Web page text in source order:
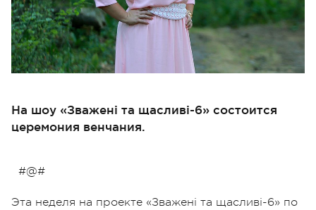
На шоу «Зважені та щасливі-6» состоится
церемония венчания.
#@#
Эта неделя на проекте «Зважені та щасливі-6» по